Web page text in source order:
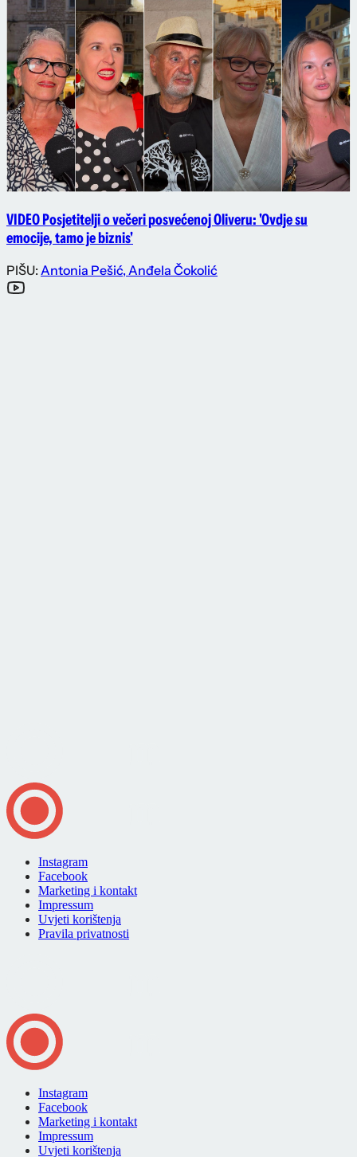
VIDEO Posjetitelji o večeri posvećenoj Oliveru: 'Ovdje su
emocije, tamo je biznis'
PIŠU: Antonia Pešić, Anđela Čokolić
Instagram
Facebook
Marketing i kontakt
Impressum
Uvjeti korištenja
Pravila privatnosti
Instagram
Facebook
Marketing i kontakt
Impressum
Uvjeti korištenja